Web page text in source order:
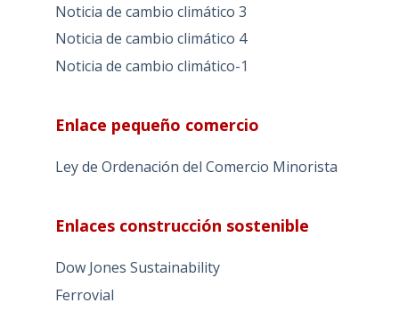
Noticia de cambio climático 3
Noticia de cambio climático 4
Noticia de cambio climático-1
Enlace pequeño comercio
Ley de Ordenación del Comercio Minorista
Enlaces construcción sostenible
Dow Jones Sustainability
Ferrovial